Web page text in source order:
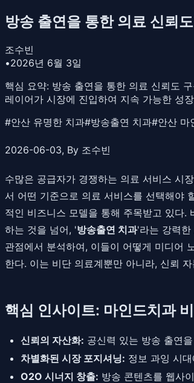
방송 출연을 통한 의료 신뢰
조수빈
•2026년 6월 3일
핵심 요약: 방송 출연을 통한 의료 신뢰도
레이어가 시장에 진입하여 지속 가능한 성
#안산 유명한 치과#방송출연 치과#안산 마
2026-06-03, By 조수빈
수많은 공급자가 경쟁하는 의료 서비스 시
서 어떤 기준으로 의료 서비스를 선택해야
적인 비즈니스 모델을 통해 주목받고 있다.
하는 것을 넘어, '방송출연 치과'라는 강력한
관점에서 분석하여, 이들이 어떻게 미디어
한다. 이는 비단 의료계뿐만 아니라, 신뢰
핵심 인사이트: 마인드치과
신뢰의 자산화: 공신력 있는 방송 출연
차별화된 시장 포지셔닝: 정보 과잉 시
O2O 시너지 창출: 방송 콘텐츠를 웹사